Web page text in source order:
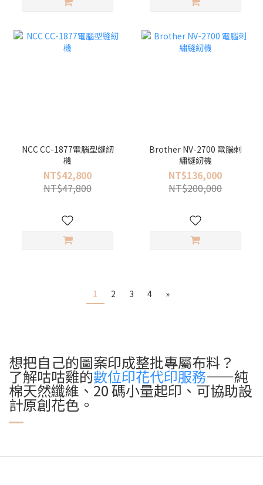
NCC CC-1877電腦型縫紉
機
NT$42,800
NT$47,800
Brother NV-2700 電腦刺
繡縫紉機
NT$136,000
NT$200,000
1 2 3 4 »
想把自己的圖案印成整批專屬布料？
了解咕咕雞的數位印花代印服務——純
棉天然纖維、20 碼小量起印、可協助設
計原創花色。